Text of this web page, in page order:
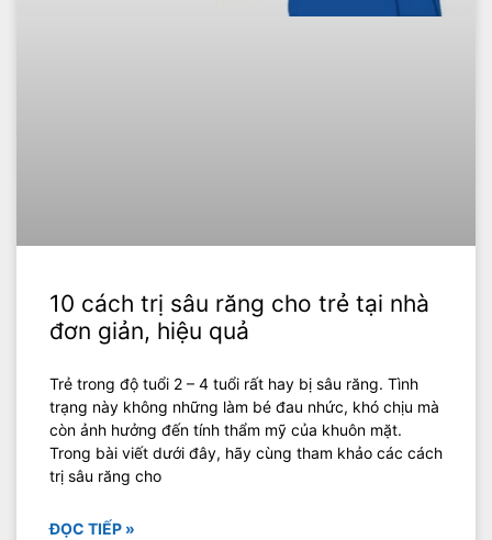
10 cách trị sâu răng cho trẻ tại nhà
đơn giản, hiệu quả
Trẻ trong độ tuổi 2 – 4 tuổi rất hay bị sâu răng. Tình
trạng này không những làm bé đau nhức, khó chịu mà
còn ảnh hưởng đến tính thẩm mỹ của khuôn mặt.
Trong bài viết dưới đây, hãy cùng tham khảo các cách
trị sâu răng cho
ĐỌC TIẾP »